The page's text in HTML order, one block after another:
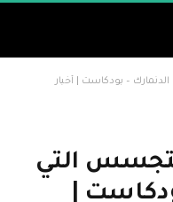
– بودكاست | أخبار
التي
|